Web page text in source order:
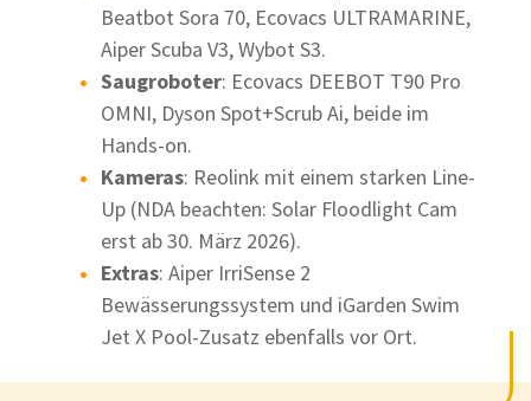
Beatbot Sora 70, Ecovacs ULTRAMARINE,
Aiper Scuba V3, Wybot S3.
Saugroboter: Ecovacs DEEBOT T90 Pro
OMNI, Dyson Spot+Scrub Ai, beide im
Hands-on.
Kameras: Reolink mit einem starken Line-
Up (NDA beachten: Solar Floodlight Cam
erst ab 30. März 2026).
Extras: Aiper IrriSense 2
Bewässerungssystem und iGarden Swim
Jet X Pool-Zusatz ebenfalls vor Ort.